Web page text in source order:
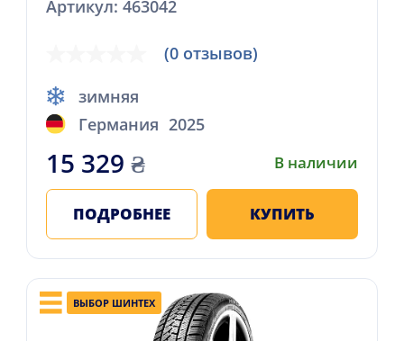
Артикул: 463042
(0 отзывов)
зимняя
Германия 2025
15 329 ₴ В наличии
ПОДРОБНЕЕ КУПИТЬ
ВЫБОР ШИНТЕХ